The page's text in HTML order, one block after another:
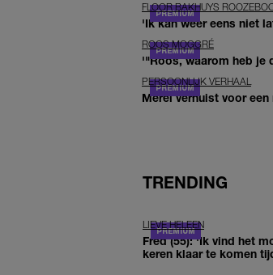
FLOOR BAKHUYS
'Ik kan weer eens niet
ROOS MOGGRÉ
'"Roos, waarom heb je
PERSOONLIJK VERHAAL
Merel verhuist voor
TRENDING
LIEVE HELEEN
Fred (55): 'Ik vind het
keren klaar te komen